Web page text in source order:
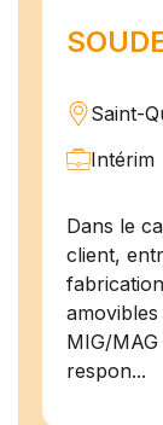
Saint-
Intérim
Dans le
client,
MIG/
respon...